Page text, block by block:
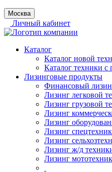
Москва
Личный кабинет
Каталог
Каталог новой
Каталог техники с
Лизинговые продукты
Финансовый
Лизинг легковой
Лизинг грузовой
Лизинг
Лизинг
Лизинг
Лизинг
Лизинг ж/д
Лизинг